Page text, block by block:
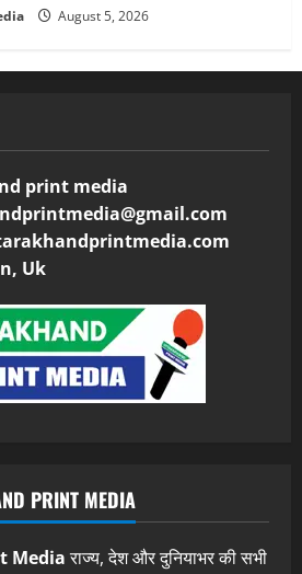
August 5, 2026
print media
Uk
PRINT MEDIA
Mediaराज्य, देश और दुनियाभर की सभी